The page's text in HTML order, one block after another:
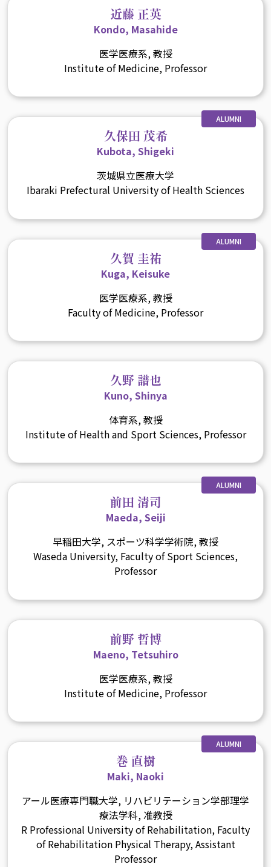
近藤 正英
Kondo, Masahide
医学医療系, 教授
Institute of Medicine, Professor
ALUMNI
久保田 茂希
Kubota, Shigeki
茨城県立医療大学
Ibaraki Prefectural University of Health Sciences
ALUMNI
久賀 圭祐
Kuga, Keisuke
医学医療系, 教授
Faculty of Medicine, Professor
久野 譜也
Kuno, Shinya
体育系, 教授
Institute of Health and Sport Sciences, Professor
ALUMNI
前田 清司
Maeda, Seiji
早稲田大学, スポーツ科学学術院, 教授
Waseda University, Faculty of Sport Sciences,
Professor
前野 哲博
Maeno, Tetsuhiro
医学医療系, 教授
Institute of Medicine, Professor
ALUMNI
巻 直樹
Maki, Naoki
アール医療専門職大学, リハビリテーション学部理学
療法学科, 准教授
R Professional University of Rehabilitation, Faculty
of Rehabilitation Physical Therapy, Assistant
Professor